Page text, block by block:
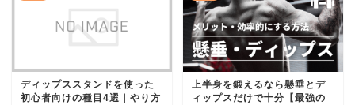
ディップススタンドを使った
初心者向けの種目4選｜やり方
上半身を鍛えるなら懸垂とデ
ィップスだけで十分【最強の